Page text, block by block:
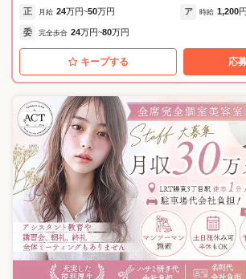
約不要なのでお子さんの急な休みなどにも対応でき
方ができます！ どの店舗も好立地で集客もばっちりです♪ 続々
き方」を叶える★ ・結婚・育児など将来のライフ
ら、大好きな美容師を続けられる環境です。 ・子
容師も活躍中です！ ・自分の可能性を広げたい、
ど、独立・キャリアアップ支援もしています。 ★ストレスフリー！無理
なく、楽しく働ける環境★ ・練習会やミーティン
サロンワークに集中し、仕事終わりは自分の時間
なく、意見が言いやすいフラットな職場です。 ・
心してキャリアを築ける制度を整えています。 ★ブランクOK！手厚い
サポートで不安を解消★ ・20代〜50代まで幅広く
ットの不安もマンツーマンで解消します。 ・一度
大歓迎。ブランクがある方の「再出発」を大切にします。 弊社
ランド・46店舗を展開しており、 リーズナブル・
ンと幅広くお選びいただけます。 またブランドに
など異なるため 本当の意味でライフスタイルの変
可能です！
正 月給 24万円 ~50万円 ア 時給 1,200円
委 完全歩合 24万円~80万円
キープする 応